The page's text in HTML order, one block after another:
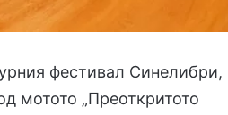
фестивал Синелибри,
мотото „Преоткритото